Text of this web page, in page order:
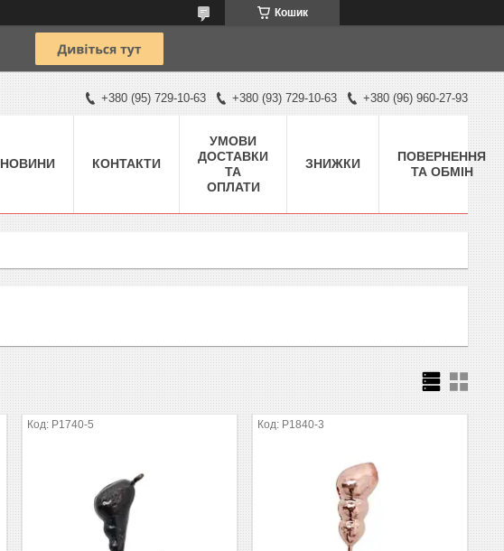
Кошик
+380 (95) 729-10-63 +380 (93) 729-10-63 +380 (96) 960-27-93
НОВИНИ КОНТАКТИ
УМОВИ
ДОСТАВКИ
ТА
ОПЛАТИ
ЗНИЖКИ
ПОВЕРНЕННЯ
ТА ОБМІН
P1740-5 P1840-3